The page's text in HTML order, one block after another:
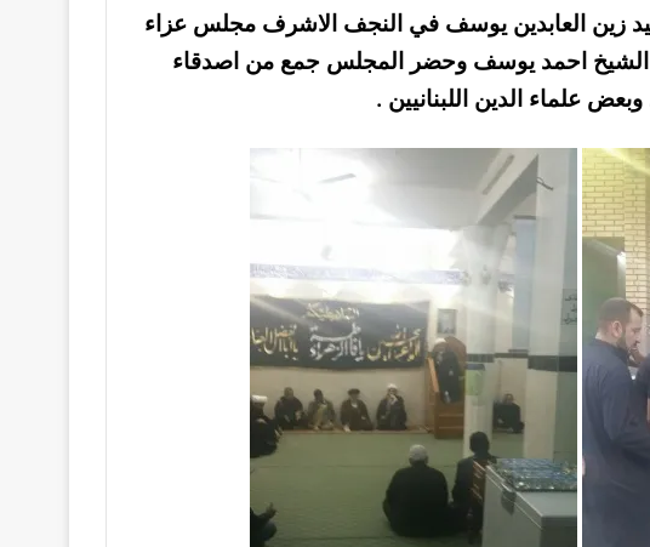
زين العابدين يوسف في النجف الاشرف مجلس عزاء
الشيخ احمد يوسف وحضر المجلس جمع من اصدقاء
علماء الدين اللبنانيين .